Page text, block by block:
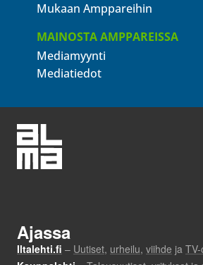
Mukaan Amppareihin
MAINOSTA AMPPAREISSA
Mediamyynti
Mediatiedot